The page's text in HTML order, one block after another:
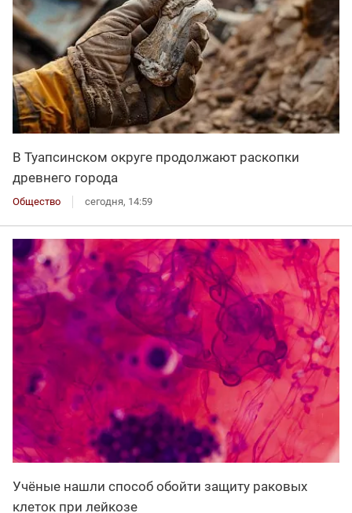
В Туапсинском округе продолжают раскопки
древнего города
Общество сегодня, 14:59
Учёные нашли способ обойти защиту раковых
клеток при лейкозе